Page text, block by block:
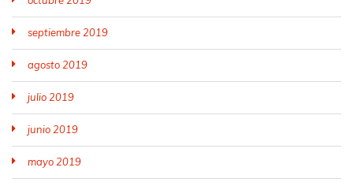
septiembre 2019
agosto 2019
julio 2019
junio 2019
mayo 2019